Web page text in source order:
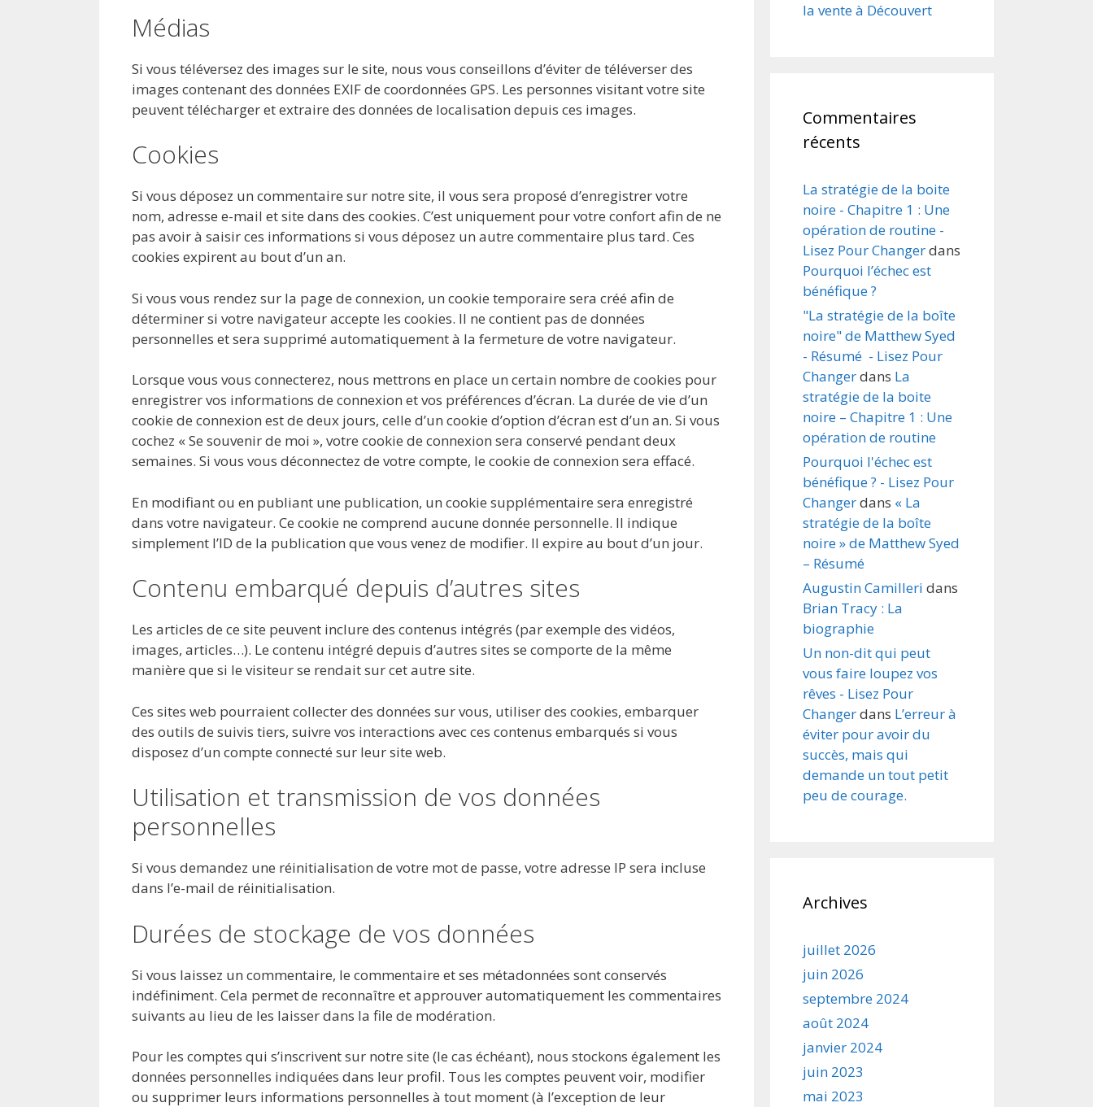
Médias
Si vous téléversez des images sur le site, nous vous conseillons d’éviter de téléverser des
images contenant des données EXIF de coordonnées GPS. Les personnes visitant votre site
peuvent télécharger et extraire des données de localisation depuis ces images.
Cookies
Si vous déposez un commentaire sur notre site, il vous sera proposé d’enregistrer votre
nom, adresse e-mail et site dans des cookies. C’est uniquement pour votre confort afin de ne
pas avoir à saisir ces informations si vous déposez un autre commentaire plus tard. Ces
cookies expirent au bout d’un an.
Si vous vous rendez sur la page de connexion, un cookie temporaire sera créé afin de
déterminer si votre navigateur accepte les cookies. Il ne contient pas de données
personnelles et sera supprimé automatiquement à la fermeture de votre navigateur.
Lorsque vous vous connecterez, nous mettrons en place un certain nombre de cookies pour
enregistrer vos informations de connexion et vos préférences d’écran. La durée de vie d’un
cookie de connexion est de deux jours, celle d’un cookie d’option d’écran est d’un an. Si vous
cochez « Se souvenir de moi », votre cookie de connexion sera conservé pendant deux
semaines. Si vous vous déconnectez de votre compte, le cookie de connexion sera effacé.
En modifiant ou en publiant une publication, un cookie supplémentaire sera enregistré
dans votre navigateur. Ce cookie ne comprend aucune donnée personnelle. Il indique
simplement l’ID de la publication que vous venez de modifier. Il expire au bout d’un jour.
Contenu embarqué depuis d’autres sites
Les articles de ce site peuvent inclure des contenus intégrés (par exemple des vidéos,
images, articles…). Le contenu intégré depuis d’autres sites se comporte de la même
manière que si le visiteur se rendait sur cet autre site.
Ces sites web pourraient collecter des données sur vous, utiliser des cookies, embarquer
des outils de suivis tiers, suivre vos interactions avec ces contenus embarqués si vous
disposez d’un compte connecté sur leur site web.
Utilisation et transmission de vos données
personnelles
Si vous demandez une réinitialisation de votre mot de passe, votre adresse IP sera incluse
dans l’e-mail de réinitialisation.
Durées de stockage de vos données
Si vous laissez un commentaire, le commentaire et ses métadonnées sont conservés
indéfiniment. Cela permet de reconnaître et approuver automatiquement les commentaires
suivants au lieu de les laisser dans la file de modération.
Pour les comptes qui s’inscrivent sur notre site (le cas échéant), nous stockons également les
données personnelles indiquées dans leur profil. Tous les comptes peuvent voir, modifier
ou supprimer leurs informations personnelles à tout moment (à l’exception de leur
la vente à Découvert
Commentaires
récents
La stratégie de la boite
noire - Chapitre 1 : Une
opération de routine -
Lisez Pour Changerdans
Pourquoi l’échec est
bénéfique ?
"La stratégie de la boîte
noire" de Matthew Syed
- Résumé - Lisez Pour
Changerdans La
stratégie de la boite
noire – Chapitre 1 : Une
opération de routine
Pourquoi l'échec est
bénéfique ? - Lisez Pour
Changerdans « La
stratégie de la boîte
noire » de Matthew Syed
– Résumé
Augustin Camilleri dans
Brian Tracy : La
biographie
Un non-dit qui peut
vous faire loupez vos
rêves - Lisez Pour
Changerdans L’erreur à
éviter pour avoir du
succès, mais qui
demande un tout petit
peu de courage.
Archives
juillet 2026
juin 2026
septembre 2024
août 2024
janvier 2024
juin 2023
mai 2023